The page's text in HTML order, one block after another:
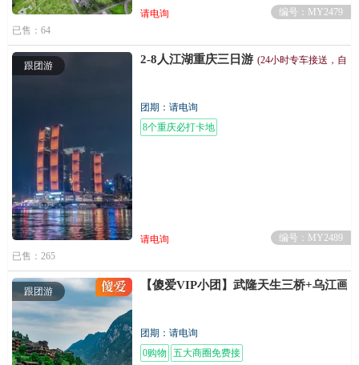
请电询
编号：MY2479
已售：64
跟团游 2-8人江湖重庆三日游 (24小时专车接送，自由
团期：请电询
8个重庆必打卡地
请电询
编号：MY2489
已售：265
跟团游 【傻爱VIP小团】武隆天生三桥+乌江画
团期：请电询
0购物
五大商圈免费接